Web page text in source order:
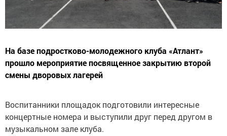
На базе подростково-молодежного клуба «Атлант»
прошло мероприятие посвященное закрытию второй
смены дворовых лагерей
Воспитанники площадок подготовили интересные
концертные номера и выступили друг перед другом в
музыкальном зале клуба.